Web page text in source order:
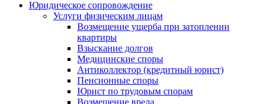
Юридическое сопровождение
Услуги физическим лицам
Возмещение ущерба при затоплении
квартиры
Взыскание долгов
Медицинские споры
Антиколлектор (кредитный юрист)
Пенсионные споры
Юрист по трудовым спорам
Возмещение вреда